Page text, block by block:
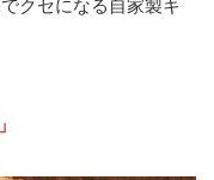
クセになる自家製キ